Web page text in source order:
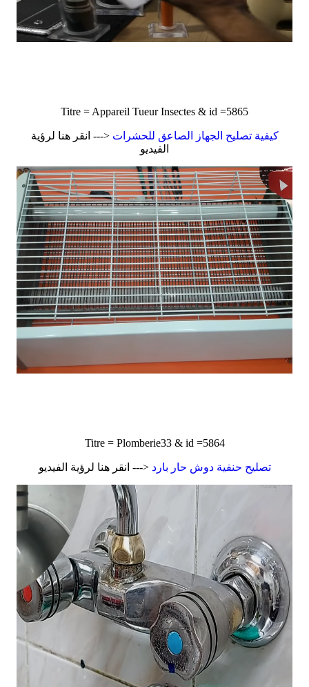
Titre = Appareil Tueur Insectes & id =5865
كيفية تصليح الجهاز الصاعق للحشرات <--- انقر هنا لرؤية
الفيديو
Titre = Plomberie33 & id =5864
تصليح حنفية دوش حار بارد <--- انقر هنا لرؤية الفيديو